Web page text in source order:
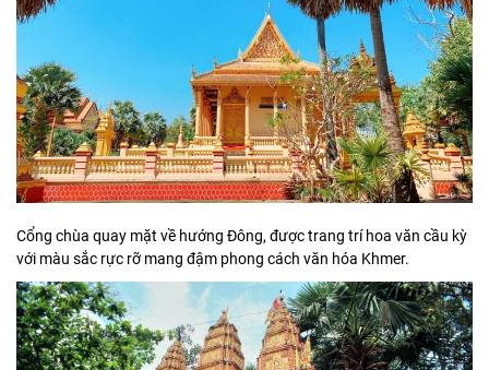
Cổng chùa quay mặt về hướng Đông, được trang trí hoa văn cầu kỳ
với màu sắc rực rỡ mang đậm phong cách văn hóa Khmer.